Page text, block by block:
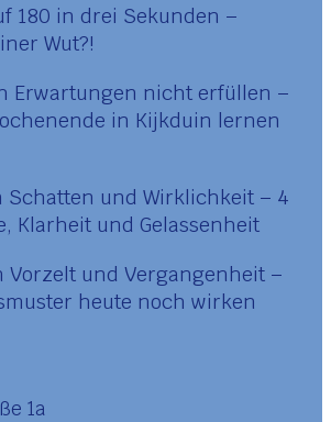
180 in drei Sekunden –
Wut?!
Erwartungen nicht erfüllen –
in Kijkduin lernen
Schatten und Wirklichkeit – 4
Klarheit und Gelassenheit
Vorzelt und Vergangenheit –
heute noch wirken
1a